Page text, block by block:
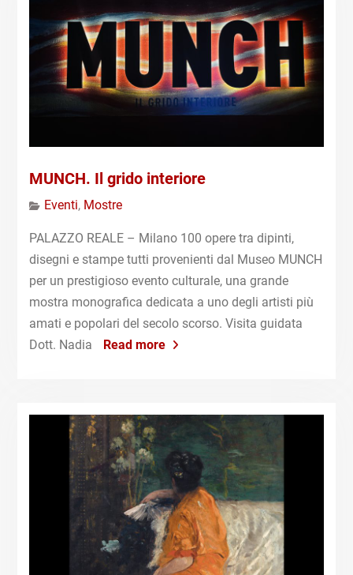
MUNCH. Il grido interiore
Eventi, Mostre
PALAZZO REALE – Milano 100 opere tra dipinti,
disegni e stampe tutti provenienti dal Museo MUNCH
per un prestigioso evento culturale, una grande
mostra monografica dedicata a uno degli artisti più
amati e popolari del secolo scorso. Visita guidata
Dott. Nadia
Read more